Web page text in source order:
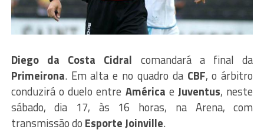
Diego da Costa Cidral comandará a final da
Primeirona. Em alta e no quadro da CBF, o árbitro
conduzirá o duelo entre América eJuventus, neste
sábado, dia 17, às 16 horas, na Arena, com
transmissão do Esporte Joinville.